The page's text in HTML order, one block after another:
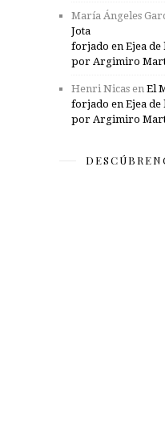
María Ángeles
Jota
forjado en Ejea de
por Argimiro
Henri Nicas en El
forjado en Ejea de
por Argimiro